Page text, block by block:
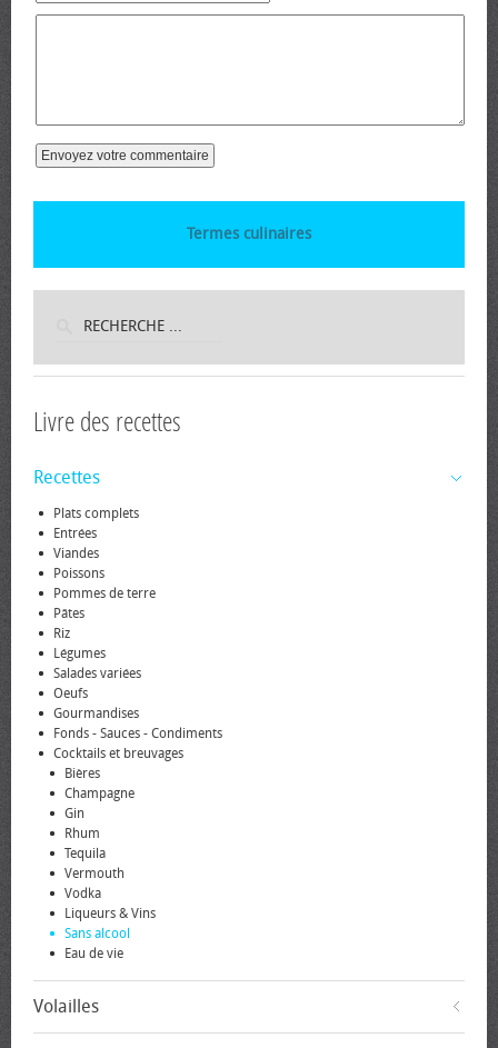
Termes culinaires
Livre des recettes
Recettes
Plats complets
Entrées
Viandes
Poissons
Pommes de terre
Pâtes
Riz
Légumes
Salades variées
Oeufs
Gourmandises
Fonds - Sauces - Condiments
Cocktails et breuvages
Bières
Champagne
Gin
Rhum
Tequila
Vermouth
Vodka
Liqueurs & Vins
Sans alcool
Eau de vie
Volailles